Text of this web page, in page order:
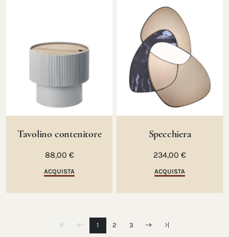
Tavolino contenitore
88,00 €
ACQUISTA
Specchiera
234,00 €
ACQUISTA
1 2 3